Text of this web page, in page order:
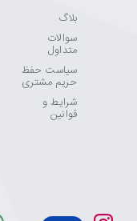
بلاگ
سوالات
متداول
سیاست حفظ
حریم مشتری
شرایط و
قوانین